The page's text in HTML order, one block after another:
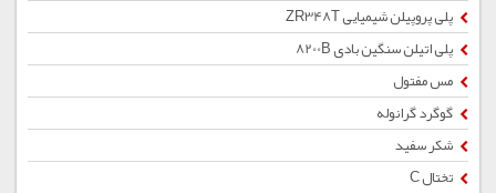
پلی پروپیلن شیمیایی ZR348T
پلی اتیلن سنگین بادی 8200B
مس مفتول
گوگرد گرانوله
شکر سفید
تختال C